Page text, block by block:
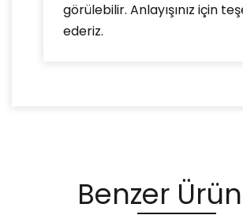
görülebilir. Anlayışınız için
ederiz.
Benzer